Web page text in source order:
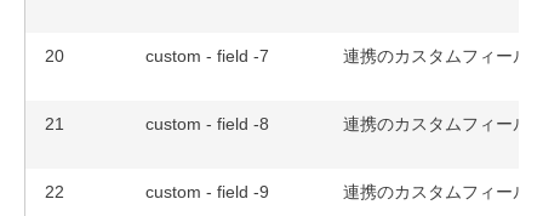
20 custom - field -7 連携のカスタムフィール
21 custom - field -8 連携のカスタムフィール
22 custom - field -9 連携のカスタムフィール